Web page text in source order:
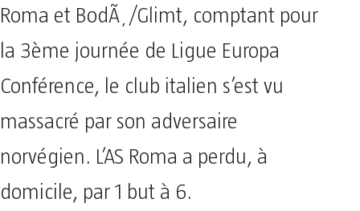
Roma et BodÃ¸/Glimt, comptant pour
la 3ème journée de Ligue Europa
Conférence, le club italien s’est vu
massacré par son adversaire
norvégien. L’AS Roma a perdu, à
domicile, par 1 but à 6.